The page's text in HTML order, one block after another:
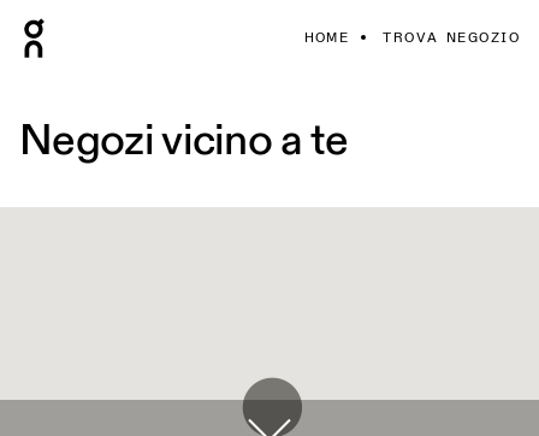
HOME TROVA NEGOZIO
Negozi vicino a te